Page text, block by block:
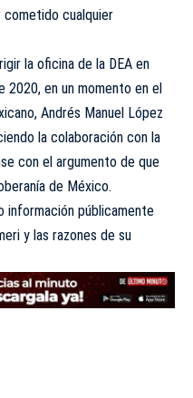
cualquier
la oficina de la DEA en
2020, en un momento en el
Andrés Manuel López
la colaboración con la
con el argumento de que
de México.
información públicamente
y las razones de su